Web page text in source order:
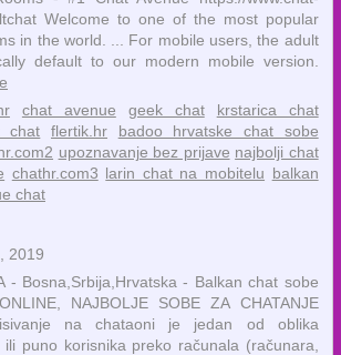
Welcome to one of the most popular
in the world. ... For mobile users, the adult
default to our modern mobile version.
chat avenue geek chat
krstarica chat
chat flertik.hr
badoo hrvatske chat sobe
upoznavanje bez prijave najbolji chat
chathr.com3 larin chat na mobitelu balkan
chat
2019
- Bosna,Srbija,Hrvatska - Balkan chat sobe
NAJBOLJE SOBE ZA CHATANJE
na chataoni je jedan od oblika
ili puno korisnika preko računala (računara,